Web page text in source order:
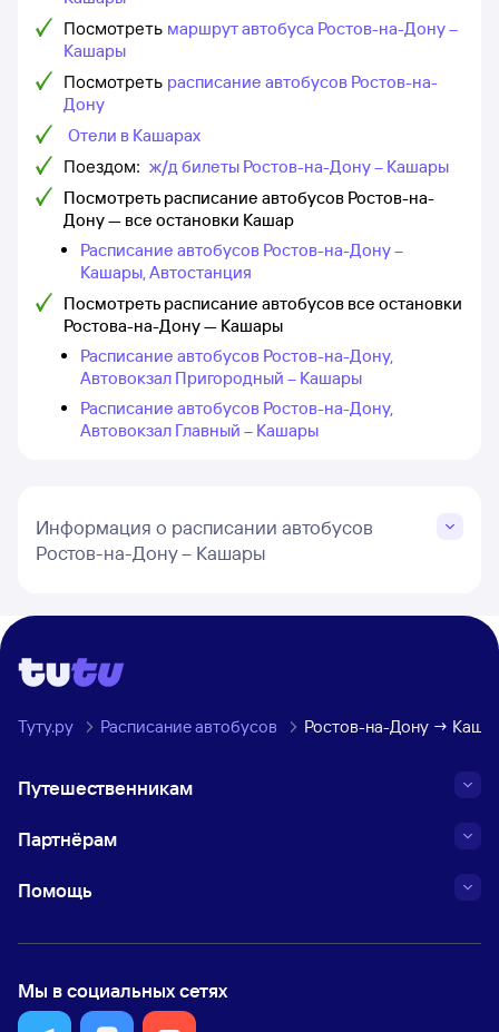
Посмотреть маршрут автобуса Ростов-на-Дону –
Кашары
Посмотреть расписание автобусов Ростов-на-
Дону
Отели в Кашарах
Поездом: ж/д билеты Ростов-на-Дону – Кашары
Посмотреть расписание автобусов Ростов-на-
Дону — все остановки Кашар
Расписание автобусов Ростов-на-Дону –
Кашары, Автостанция
Посмотреть расписание автобусов все остановки
Ростова-на-Дону — Кашары
Расписание автобусов Ростов-на-Дону,
Автовокзал Пригородный – Кашары
Расписание автобусов Ростов-на-Дону,
Автовокзал Главный – Кашары
Информация о расписании автобусов
Ростов-на-Дону – Кашары
Туту.ру Расписание автобусов Ростов-на-Дону →
Путешественникам
Партнёрам
Помощь
Мы в социальных сетях